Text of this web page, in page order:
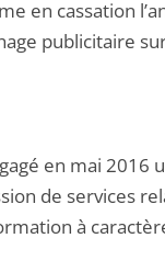
en cassation
publicitaire
en mai 2016
de services
à